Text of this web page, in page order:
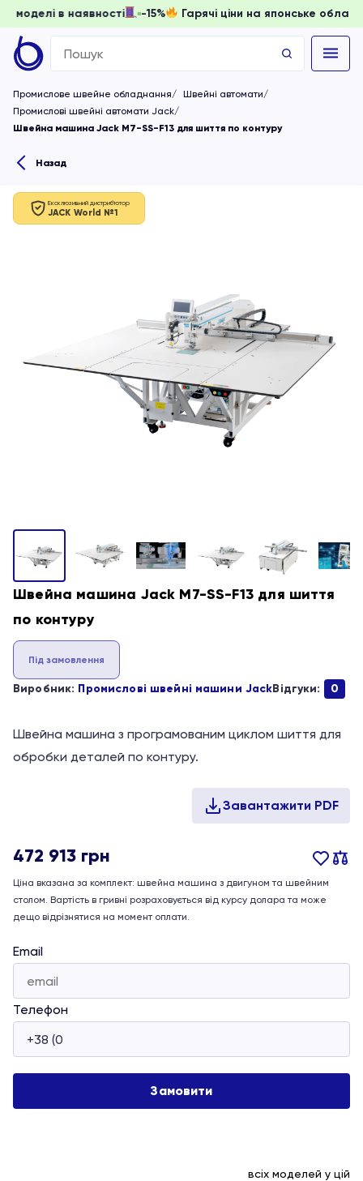
доки моделі в наявності -15% Гарячі ціни на японське
Search
for:
Промислове швейне обладнання
Швейні автомати
Промислові швейні автомати Jack
Швейна машина Jack M7-SS-F13 для шиття по контуру
Назад
Ексклюзивний дистриб'ютор
JACK World №1
Швейна машина Jack M7-SS-F13 для шиття
по контуру
Під замовлення
Виробник: Промислові швейні машини JackВідгуки: 0
Швейна машина з програмованим циклом шиття для
обробки деталей по контуру.
472 913 грн
Ціна вказана за комплект: швейна машина з двигуном та швейним
столом. Вартість в гривні розраховується від курсу долара та може
дещо відрізнятися на момент оплати.
Email
Телефон
всіх моделей у цій